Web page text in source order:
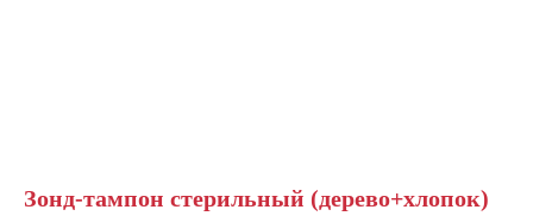
Зонд-тампон стерильный (дерево+хлопок)